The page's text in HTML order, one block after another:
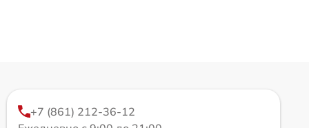
+7 (861) 212-36-12